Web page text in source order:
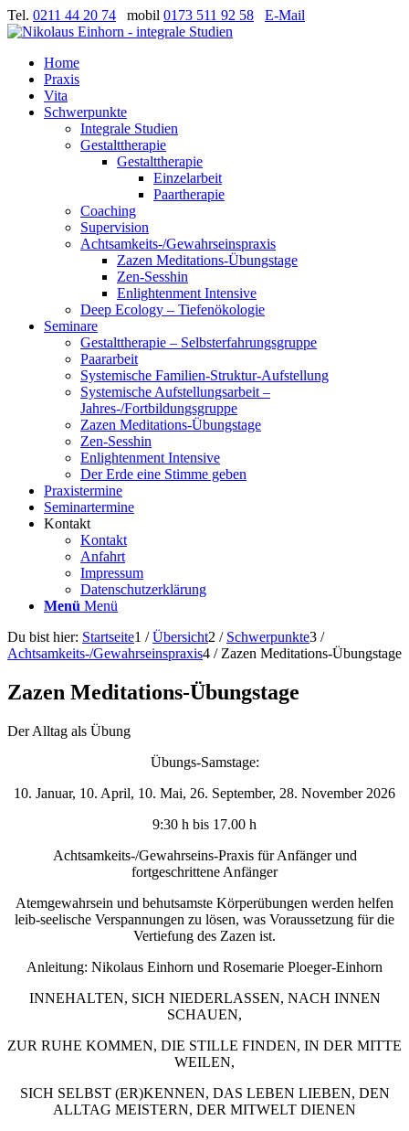
Tel. 0211 44 20 74 mobil 0173 511 92 58 E-Mail
Home
Praxis
Vita
Schwerpunkte
Integrale Studien
Gestalttherapie
Gestalttherapie
Einzelarbeit
Paartherapie
Coaching
Supervision
Achtsamkeits-/Gewahrseinspraxis
Zazen Meditations-Übungstage
Zen-Sesshin
Enlightenment Intensive
Deep Ecology – Tiefenökologie
Seminare
Gestalttherapie – Selbsterfahrungsgruppe
Paararbeit
Systemische Familien-Struktur-Aufstellung
Systemische Aufstellungsarbeit –
Jahres-/Fortbildungsgruppe
Zazen Meditations-Übungstage
Zen-Sesshin
Enlightenment Intensive
Der Erde eine Stimme geben
Praxistermine
Seminartermine
Kontakt
Kontakt
Anfahrt
Impressum
Datenschutzerklärung
Menü Menü
Du bist hier: Startseite1 / Übersicht2 / Schwerpunkte3 /
Achtsamkeits-/Gewahrseinspraxis4 / Zazen Meditations-Übungstage
Zazen Meditations-Übungstage
Der Alltag als Übung
Übungs-Samstage:
10. Januar, 10. April, 10. Mai, 26. September, 28. November 2026
9:30 h bis 17.00 h
Achtsamkeits-/Gewahrseins-Praxis für Anfänger und
fortgeschrittene Anfänger
Atemgewahrsein und behutsamste Körperübungen werden helfen
leib-seelische Verspannungen zu lösen, was Voraussetzung für die
Vertiefung des Zazen ist.
Anleitung: Nikolaus Einhorn und Rosemarie Ploeger-Einhorn
INNEHALTEN, SICH NIEDERLASSEN, NACH INNEN
SCHAUEN,
ZUR RUHE KOMMEN, DIE STILLE FINDEN, IN DER MITTE
WEILEN,
SICH SELBST (ER)KENNEN, DAS LEBEN LIEBEN, DEN
ALLTAG MEISTERN, DER MITWELT DIENEN